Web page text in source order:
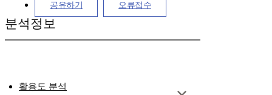
공유하기 오류접수
분석정보
활용도 분석